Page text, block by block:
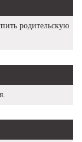
родительскую